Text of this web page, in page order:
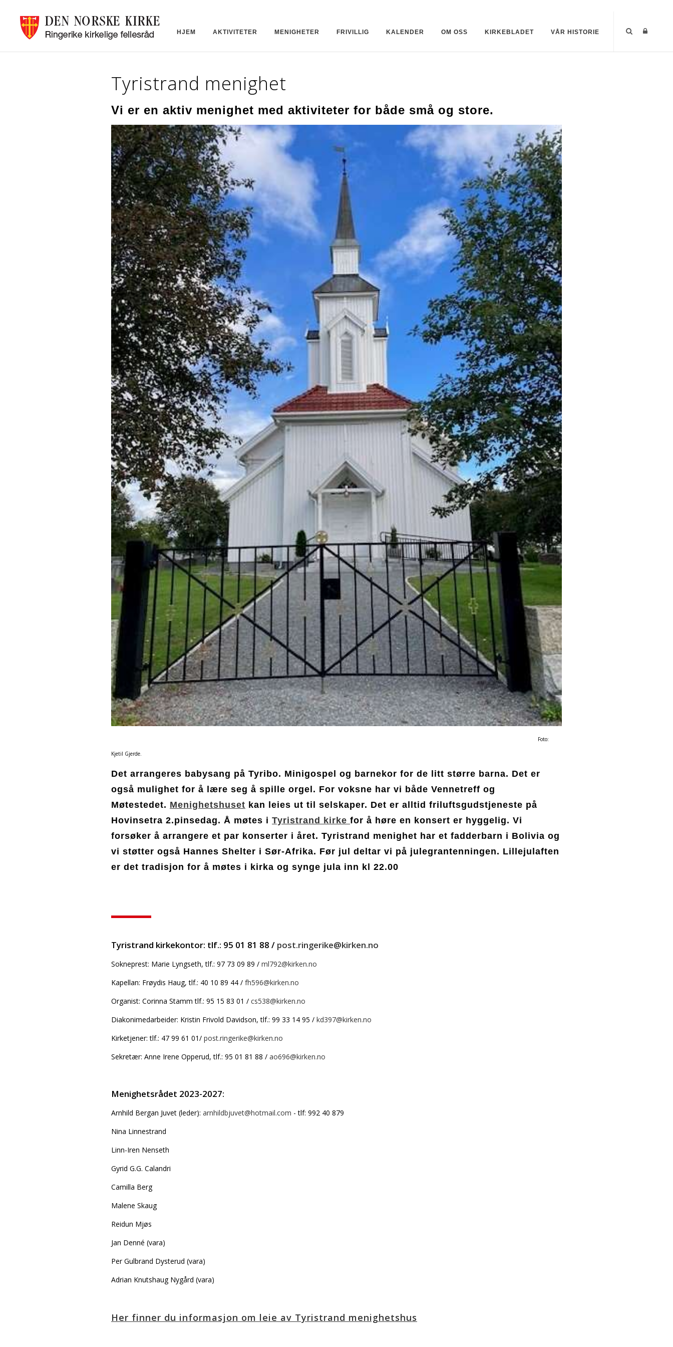
HJEM AKTIVITETER MENIGHETER FRIVILLIG KALENDER OM OSS KIRKEBLADET VÅR HISTORIE
Tyristrand menighet
Vi er en aktiv menighet med aktiviteter for både små og store.
Foto:
Kjetil Gjerde.
Det arrangeres babysang på Tyribo. Minigospel og barnekor for de litt større barna. Det er
også mulighet for å lære seg å spille orgel. For voksne har vi både Vennetreff og
Møtestedet. Menighetshuset kan leies ut til selskaper. Det er alltid friluftsgudstjeneste på
Hovinsetra 2.pinsedag. Å møtes i Tyristrand kirke for å høre en konsert er hyggelig. Vi
forsøker å arrangere et par konserter i året. Tyristrand menighet har et fadderbarn i Bolivia og
vi støtter også Hannes Shelter i Sør-Afrika. Før jul deltar vi på julegrantenningen. Lillejulaften
er det tradisjon for å møtes i kirka og synge jula inn kl 22.00
Tyristrand kirkekontor: tlf.: 95 01 81 88 / post.ringerike@kirken.no
Sokneprest: Marie Lyngseth, tlf.: 97 73 09 89 / ml792@kirken.no
Kapellan: Frøydis Haug, tlf.: 40 10 89 44 / fh596@kirken.no
Organist: Corinna Stamm tlf.: 95 15 83 01 / cs538@kirken.no
Diakonimedarbeider: Kristin Frivold Davidson, tlf.: 99 33 14 95 / kd397@kirken.no
Kirketjener: tlf.: 47 99 61 01/ post.ringerike@kirken.no
Sekretær: Anne Irene Opperud, tlf.: 95 01 81 88 / ao696@kirken.no
Menighetsrådet 2023-2027:
Arnhild Bergan Juvet (leder): arnhildbjuvet@hotmail.com - tlf: 992 40 879
Nina Linnestrand
Linn-Iren Nenseth
Gyrid G.G. Calandri
Camilla Berg
Malene Skaug
Reidun Mjøs
Jan Denné (vara)
Per Gulbrand Dysterud (vara)
Adrian Knutshaug Nygård (vara)
Her finner du informasjon om leie av Tyristrand menighetshus